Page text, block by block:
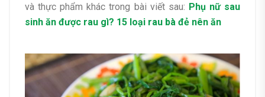
và thực phẩm khác trong bài viết sau: Phụ nữ sau
sinh ăn được rau gì? 15 loại rau bà đẻ nên ăn